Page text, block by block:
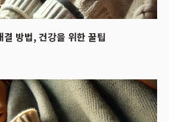
방법, 건강을 위한 꿀팁